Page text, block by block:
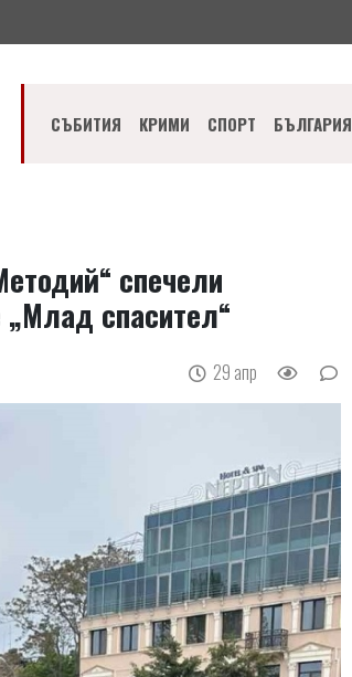
СЪБИТИЯ КРИМИ СПОРТ БЪЛГАРИЯ
спечели
„Млад спасител“
29 апр